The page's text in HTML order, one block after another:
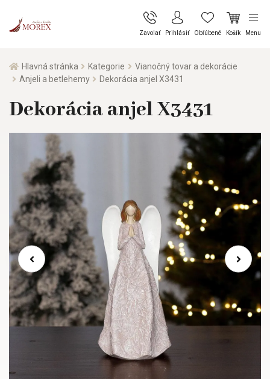
Zavolať Prihlásiť Obľúbené Košík Menu
Hlavná stránka Kategorie
Vianočný tovar a dekorácie
Anjeli a betlehemy
Dekorácia anjel X3431
Dekorácia anjel X3431